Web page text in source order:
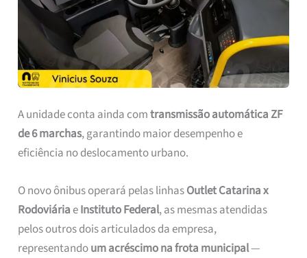
A unidade conta ainda comtransmissão automática ZF
de 6 marchas, garantindo maior desempenho e
eficiência no deslocamento urbano.
O novo ônibus operará pelas linhasOutlet Catarina x
RodoviáriaeInstituto Federal, as mesmas atendidas
pelos outros dois articulados da empresa,
representandoum acréscimo na frota municipal—